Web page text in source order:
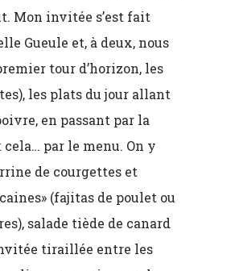
Mon invitée s’est fait
Gueule et, à deux, nous
tour d’horizon, les
les plats du jour allant
en passant par la
par le menu. On y
de courgettes et
(fajitas de poulet ou
salade tiède de canard
tiraillée entre les